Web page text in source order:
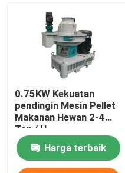
0.75KW Kekuatan
pendingin Mesin Pellet
Makanan Hewan 2-4
Ton / H
Harga terbaik